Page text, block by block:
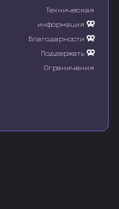
Техническая
информация
Благодарности
Поддержать
Ограничения